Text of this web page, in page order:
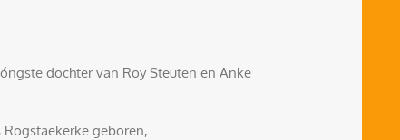
dochter van Roy Steuten en Anke
Rogstaekerke geboren,